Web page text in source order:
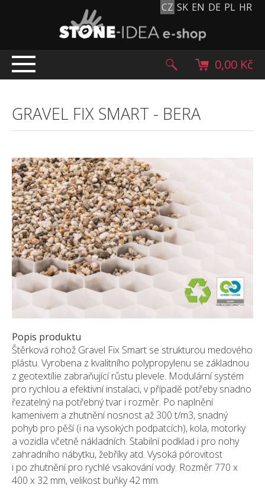
CZ SK EN DE PL HR
TOP NABÍDKA
PRODUKTY
Dlažební kostky
Historické dlažební kostky
Lávové kameny
Kamenný koberec
Kamenné dlažby a obklady
Oblázky, valouny a granulát
Pískovec
Solitéry
Kamenné bloky
Výrobky z kamene na zakázku
BERA GRAVEL FIX
Creative Floor
Terazzo
Doplňkový sortiment
DLAŽEBNÍ KOSTKY
KAMENNÉ DLAŽBY, OBKLADY
MLATOVÉ POVRCHY
ZAKÁZKY NA MÍRU
0,00 Kč
GRAVEL FIX SMART - BERA
Popis produktu
Štěrková rohož Gravel Fix Smart se strukturou medového
plástu. Vyrobena z kvalitního polypropylenu se základnou
z geotextílie zabraňující růstu plevele. Modulární systém
pro rychlou a efektivní instalaci, v případě potřeby snadno
řezatelný na potřebný tvar i rozměr. Po naplnění
kamenivem a zhutnění nosnost až 300 t/m3, snadný
pohyb pro pěší (i na vysokých podpatcích), kola, motorky
a vozidla včetně nákladních. Stabilní podklad i pro nohy
zahradního nábytku, žebříky atd. Vysoká pórovitost
i po zhutnění pro rychlé vsakování vody. Rozměr 770 x
400 x 32 mm, velikost buňky 42 mm.